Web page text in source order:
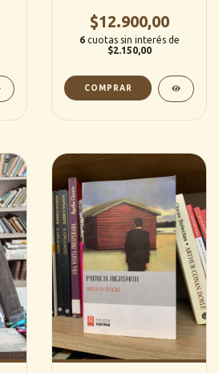
$12.900,00
6 cuotas sin interés de
$2.150,00